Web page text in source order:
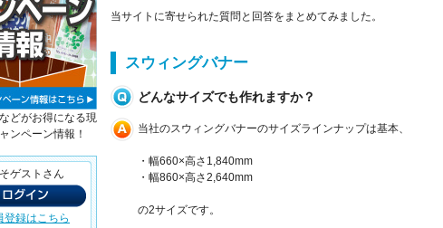
当サイトに寄せられた質問と回答をまとめてみました。
スウィングバナー
どんなサイズでも作れますか？
当社のスウィングバナーのサイズラインナップは基本、
・幅660×高さ1,840mm
・幅860×高さ2,640mm
の2サイズです。
どがお得になる現
ンペーン情報！
ゲストさん
登録はこちら